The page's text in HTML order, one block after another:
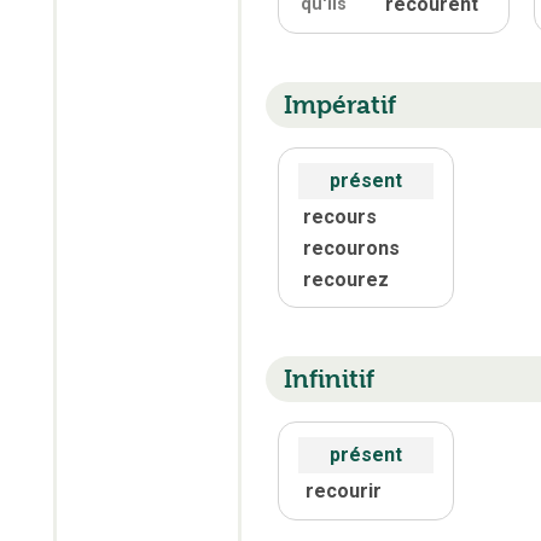
qu'ils
Impératif
présent
recours
recourons
recourez
Infinitif
présent
recourir